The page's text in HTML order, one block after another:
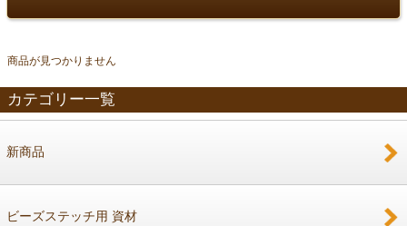
商品が見つかりません
カテゴリー一覧
新商品
ビーズステッチ用 資材